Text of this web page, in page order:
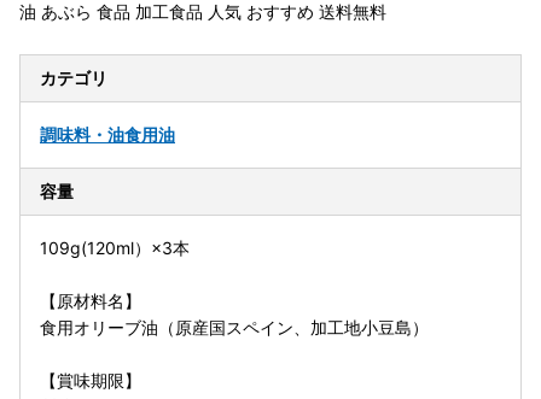
油 あぶら 食品 加工食品 人気 おすすめ 送料無料
カテゴリ
調味料・油食用油
容量
109g(120ml）×3本
【原材料名】
食用オリーブ油（原産国スペイン、加工地小豆島）
【賞味期限】